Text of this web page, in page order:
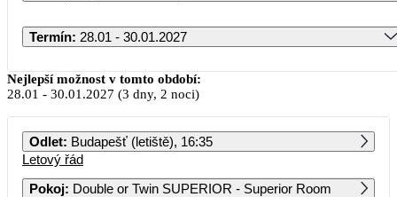
Termín: 28.01 - 30.01.2027
Leden 2027
PO ÚT ST ČT PÁ SO NE
11 789 9 319 9 769
Nejlepší možnost v tomto období:
28.01 - 30.01.2027 (3 dny, 2 noci)
Odlet: Budapešť (letiště), 16:35
Letový řád
Pokoj: Double or Twin SUPERIOR - Superior Room